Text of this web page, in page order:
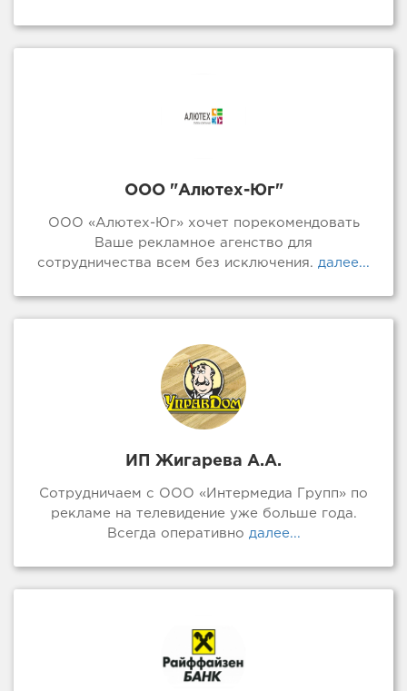
ООО "Алютех-Юг"
ООО «Алютех-Юг» хочет порекомендовать
Ваше рекламное агенство для
сотрудничества всем без исключения.
далее...
ИП Жигарева А.А.
Сотрудничаем с ООО «Интермедиа Групп» по
рекламе на телевидение уже больше года.
Всегда оперативно далее...